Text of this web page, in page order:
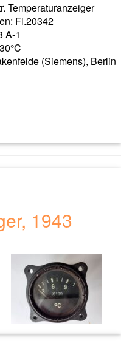
Temperaturanzeiger
Fl.20342
A-1
(Siemens), Berlin
1943